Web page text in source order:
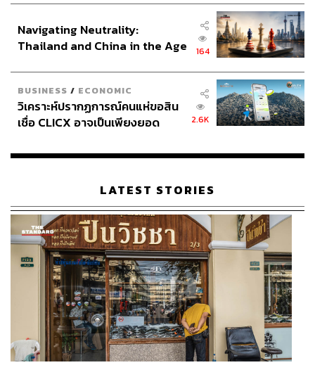
Roots Outdoor Cinema Club: E.T.
ใจกลางกรุง เพื่อย้อนวัยชมภาพยนตร์เพื่อนรักต่างดาวอย่าง
When:วันที่14 สิงหาคม 2561 เวลา 19.00-22.00 น.
Where:Roots ที่ K Village สุขุมวิท 26 กรุงเทพฯ
Why:เหมาะสุดๆ แก่การคว้าเบียร์หรือค็อกเทลเย็นๆ มาชิล
แบบไม่ต้องพูดเยอะกับคนสนิท หรือจะนัดออกเดตแนบชิด
แบบแค่มองตาก็รู้ใจก็ได้ไม่ว่ากัน แถมยังมีป๊อปคอร์นฟรีแถม
อีกด้วยนี่สิ!
www.facebook.com/events/2176674465988795
BTS สถานีพร้อมพงษ์
Navigating Neutrality:
Thailand and China in the Age
164
BUSINESS / ECONOMIC
วิเคราะห์ปรากฏการณ์คนแห่ขอสิน
เชื่อ CLICX อาจเป็นเพียงยอด
เรือนไทยที่ถูกซุกไว้
2.6K
LATEST STORIES